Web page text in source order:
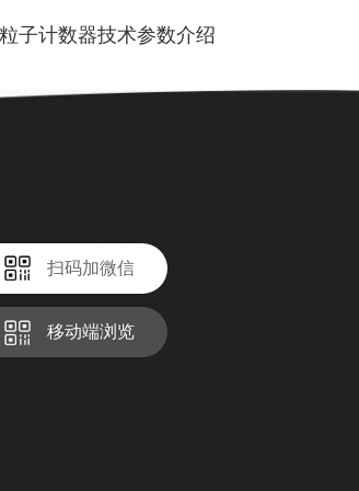
子计数器技术参数介绍
扫码加微信
移动端浏览